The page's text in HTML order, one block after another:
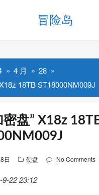
冒险岛
4 月
28
18TB ST18000NM009J
密盘” X18z
日 硬盘 No Comments
22 23:12